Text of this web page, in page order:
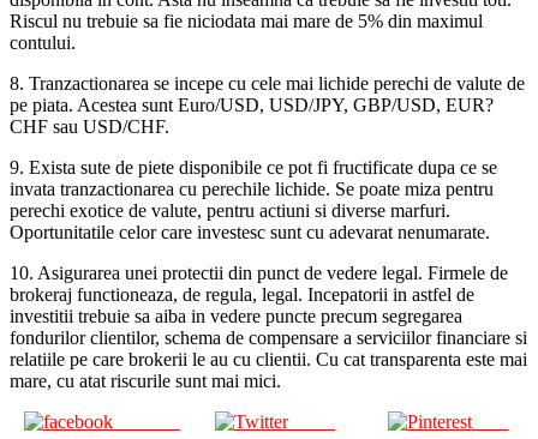
Riscul nu trebuie sa fie niciodata mai mare de 5% din maximul
contului.
8. Tranzactionarea se incepe cu cele mai lichide perechi de valute de
pe piata. Acestea sunt Euro/USD, USD/JPY, GBP/USD, EUR?
CHF sau USD/CHF.
9. Exista sute de piete disponibile ce pot fi fructificate dupa ce se
invata tranzactionarea cu perechile lichide. Se poate miza pentru
perechi exotice de valute, pentru actiuni si diverse marfuri.
Oportunitatile celor care investesc sunt cu adevarat nenumarate.
10. Asigurarea unei protectii din punct de vedere legal. Firmele de
brokeraj functioneaza, de regula, legal. Incepatorii in astfel de
investitii trebuie sa aiba in vedere puncte precum segregarea
fondurilor clientilor, schema de compensare a serviciilor financiare si
relatiile pe care brokerii le au cu clientii. Cu cat transparenta este mai
mare, cu atat riscurile sunt mai mici.
Tweet Save